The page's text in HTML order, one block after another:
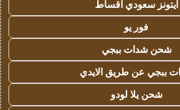
ايتونز سعودي اقساط
فور يو
شحن شدات ببجي
ببجي عن طريق الايدي
شحن يلا لودو